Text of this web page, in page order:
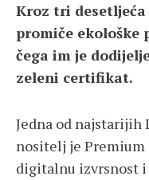
Kroz tri desetljeća
promiče ekološke
čega im je
zeleni certifikat.
Jedna od najstarijih
nositelj je
digitalnu izvrsnost